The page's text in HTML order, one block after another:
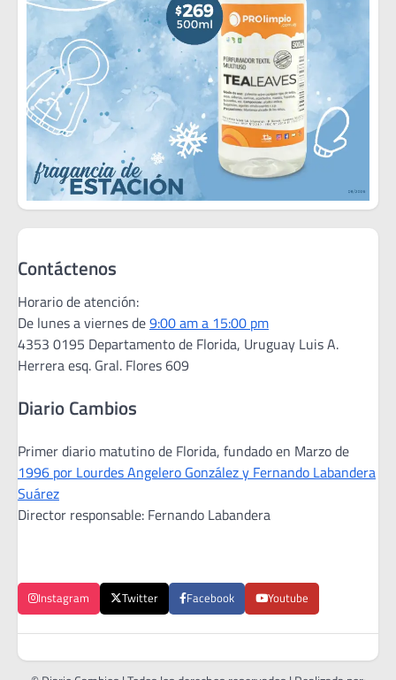
Contáctenos
Horario de atención:
De lunes a viernes de9:00 am a 15:00 pm
4353 0195 Departamento de Florida, Uruguay Luis A.
Herrera esq. Gral. Flores 609
Diario Cambios
Primer diario matutino de Florida, fundado en Marzo de
1996 por Lourdes Angelero González y Fernando Labandera
Suárez
Director responsable: Fernando Labandera
Instagram Twitter Facebook Youtube